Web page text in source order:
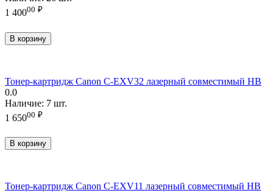
1 40000 ₽
В корзину
Тонер-картридж Canon C-EXV32 лазерный совместимый HB
0.0
Наличие: 7 шт.
1 65000 ₽
В корзину
Тонер-картридж Canon C-EXV11 лазерный совместимый HB